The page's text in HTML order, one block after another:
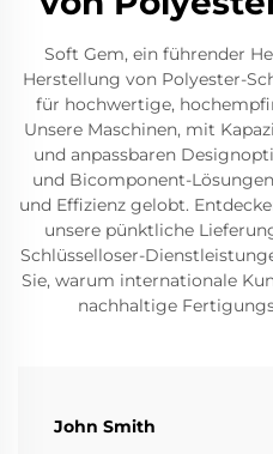
Soft Gem, ein führender
Herstellung von Polyester-
für hochwertige,
Unsere Maschinen, mit
und anpassbaren
und Bicomponent-
und Effizienz gelobt.
unsere pünktliche
Schlüsselloser-
Sie, warum internationale
nachhaltige
John Smith